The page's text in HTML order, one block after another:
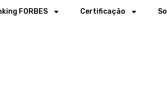
FORBES Certificação